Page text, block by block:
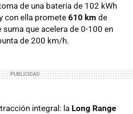
de una batería de 102 kWh
con ella promete 610 km de
que acelera de 0-100 en
de 200 km/h.
integral: la Long Range